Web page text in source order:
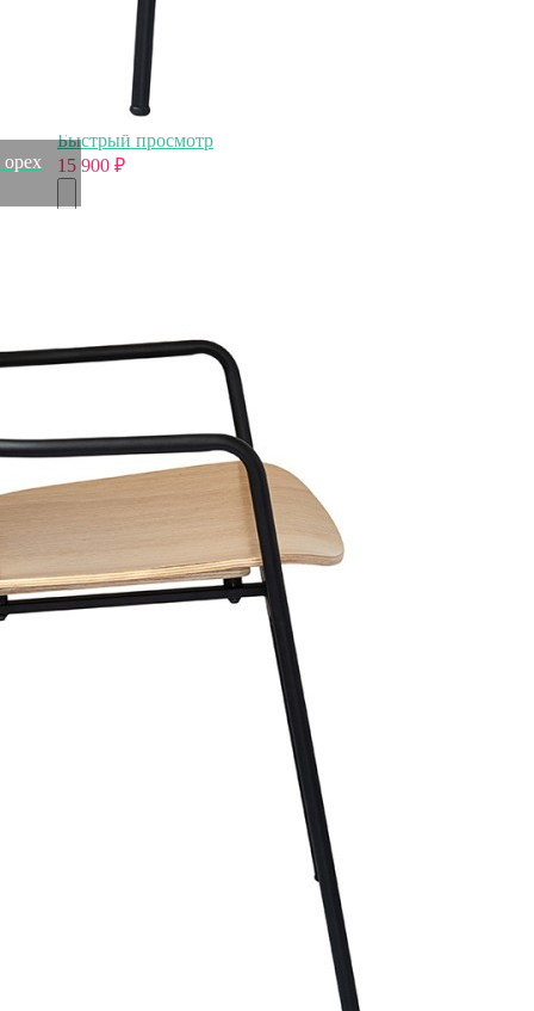
Стул ror, double frame, велюр, черный/серый (74432)
Быстрый просмотр
15 900 ₽
Стул ror, double frame, велюр, черный /черный (74429)
15 900₽
Голова быка 4095-N, металл, chrom, ROOMERS
Голова быка 4095-R, металл, Bronze, ROOMERS